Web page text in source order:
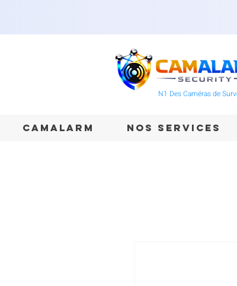
N1 Des Caméras de
CAMALARM NOS SERVICES